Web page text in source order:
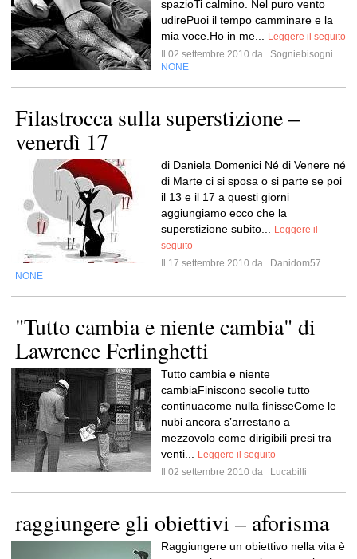
spazioTi calmino. Nel puro vento
udirePuoi il tempo camminare e la
mia voce.Ho in me...
Leggere il seguito
Il 02 settembre 2010 da
Sogniebisogni
NONE
Filastrocca sulla superstizione –
venerdì 17
di Daniela Domenici Né di Venere né
di Marte ci si sposa o si parte se poi
il 13 e il 17 a questi giorni
aggiungiamo ecco che la
superstizione subito...
Leggere il
seguito
Il 17 settembre 2010 da
Danidom57
NONE
"Tutto cambia e niente cambia" di
Lawrence Ferlinghetti
Tutto cambia e niente
cambiaFiniscono secolie tutto
continuacome nulla finisseCome le
nubi ancora s’arrestano a
mezzovolo come dirigibili presi tra
venti...
Leggere il seguito
Il 02 settembre 2010 da
Lucabilli
raggiungere gli obiettivi – aforisma
Raggiungere un obiettivo nella vita è